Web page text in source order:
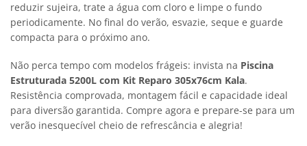
reduzir sujeira, trate a água com cloro e limpe o fundo
periodicamente. No final do verão, esvazie, seque e guarde
compacta para o próximo ano.
Não perca tempo com modelos frágeis: invista na Piscina
Estruturada 5200L com Kit Reparo 305x76cm Kala.
Resistência comprovada, montagem fácil e capacidade ideal
para diversão garantida. Compre agora e prepare-se para um
verão inesquecível cheio de refrescância e alegria!